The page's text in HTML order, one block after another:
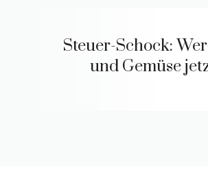
Steuer-Schock:
und Gemüse